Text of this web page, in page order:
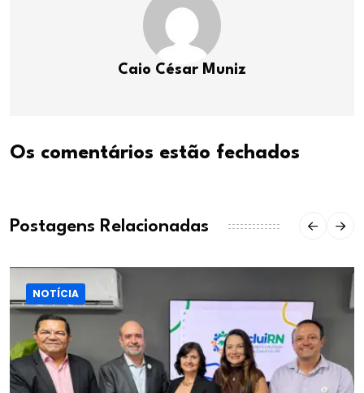
Caio César Muniz
Os comentários estão fechados
Postagens Relacionadas
NOTÍCIA